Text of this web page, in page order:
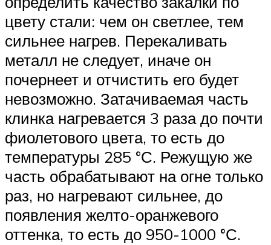
цвету стали: чем он светлее, тем
сильнее нагрев. Перекаливать
металл не следует, иначе он
почернеет и отчистить его будет
невозможно. Затачиваемая часть
клинка нагревается 3 раза до почти
фиолетового цвета, то есть до
температуры 285 °С. Режущую же
часть обрабатывают на огне только
раз, но нагревают сильнее, до
появления желто-оранжевого
оттенка, то есть до 950-1000 °С.